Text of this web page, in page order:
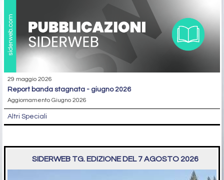
29 maggio 2026
report banda stagnata - giugno 2026
Aggiornamento Giugno 2026
Altri Speciali
SIDERWEB TG. EDIZIONE DEL 7 AGOSTO 2026